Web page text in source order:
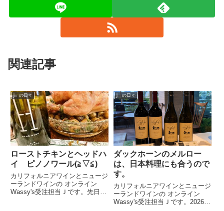
関連記事
j の日々
ローストチキンとヘッドハ
イ ピノノワール(≧▽≦)
カリフォルニアワインとニュージ
ーランドワインの オンライン
Wassy's受注担当Ｊです。先日ク
j の日々
ダックホーンのメルロー
は、日本料理にも合うので
す。
カリフォルニアワインとニュージ
ーランドワインの オンライン
Wassy's受注担当Ｊです。2026年